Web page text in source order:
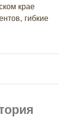
крае
гибкие